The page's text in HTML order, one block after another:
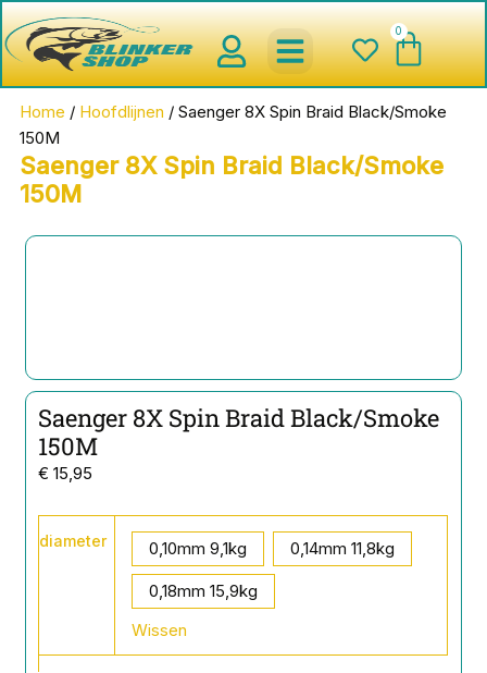
Ga
naar
de
inhoud
0
Home / Hoofdlijnen / Saenger 8X Spin Braid Black/Smoke
150M
Saenger 8X Spin Braid Black/Smoke
150M
Saenger 8X Spin Braid Black/Smoke
150M
€ 15,95
diameter 0,10mm 9,1kg 0,14mm 11,8kg
0,18mm 15,9kg
Wissen
8X
Black/Smoke
aantal